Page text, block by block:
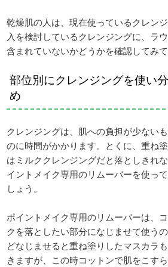
乾燥肌の人は、現在使っているクレン
入を検討しているクレンジングに、ラ
含まれていないかどうかを確認してみて
部位別にクレンジングを使い
め
クレンジングは、肌への負担が少ない
のに時間がかかります。とくに、重ね
はミルククレンジングだと落としきれ
イントメイク専用のリムーバーを使っ
しょう。
ポイントメイク専用のリムーバーは、
クを落としたい部分になじませて使う
どなじませると重ね塗りしたマスカラ
きますが、この時コットンで肌をこす